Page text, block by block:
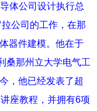
体公司设计执行总
公司的工作，在那
器件建模。他在于
桑那州立大学电气工
，他已经发表了超
座教程，并拥有6项